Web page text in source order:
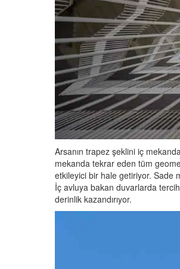
Arsanın trapez şeklini iç
mekanda tekrar eden tüm
etkileyici bir hale getiriyor. Sade
İç avluya bakan duvarlarda
derinlik kazandırıyor.